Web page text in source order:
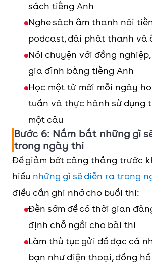
sách tiếng Anh
Nghe sách âm thanh nói
podcast, đài phát thanh và
Nói chuyện với đồng
gia đình bằng tiếng Anh
Học một từ mới mỗi ngày
tuần và thực hành sử dụng
một câu
Bước 6: Nắm bắt những gì
trong ngày thi
Để giảm bớt căng thẳng trước
hiểu những gì sẽ diễn ra trong
điều cần ghi nhớ cho buổi thi:
Đến sớm để có thời gian
định chỗ ngồi cho bài thi
Làm thủ tục gửi đồ đạc cá
bạn như điện thoại, đồng